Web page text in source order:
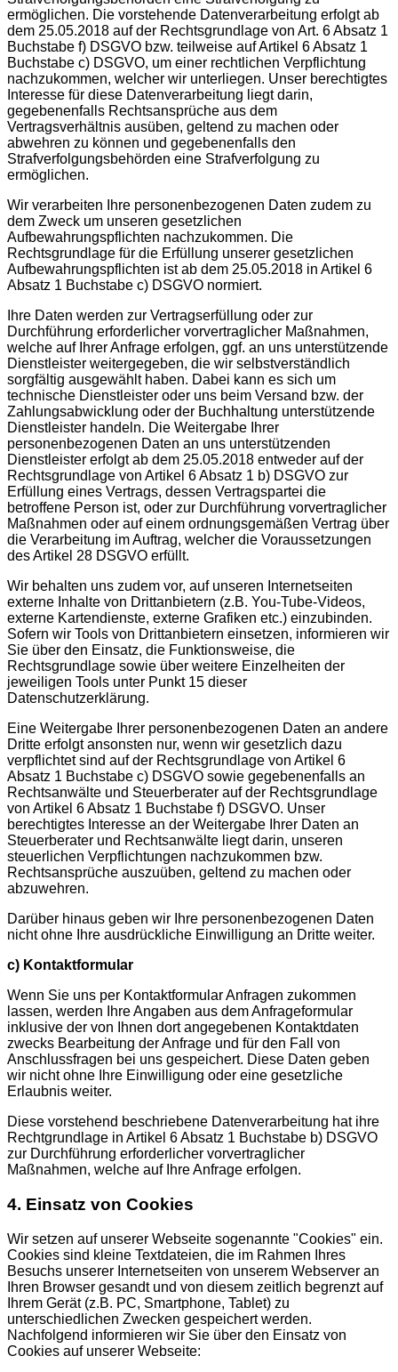
ermöglichen. Die vorstehende Datenverarbeitung erfolgt ab
dem 25.05.2018 auf der Rechtsgrundlage von Art. 6 Absatz 1
Buchstabe f) DSGVO bzw. teilweise auf Artikel 6 Absatz 1
Buchstabe c) DSGVO, um einer rechtlichen Verpflichtung
nachzukommen, welcher wir unterliegen. Unser berechtigtes
Interesse für diese Datenverarbeitung liegt darin,
gegebenenfalls Rechtsansprüche aus dem
Vertragsverhältnis ausüben, geltend zu machen oder
abwehren zu können und gegebenenfalls den
Strafverfolgungsbehörden eine Strafverfolgung zu
ermöglichen.
Wir verarbeiten Ihre personenbezogenen Daten zudem zu
dem Zweck um unseren gesetzlichen
Aufbewahrungspflichten nachzukommen. Die
Rechtsgrundlage für die Erfüllung unserer gesetzlichen
Aufbewahrungspflichten ist ab dem 25.05.2018 in Artikel 6
Absatz 1 Buchstabe c) DSGVO normiert.
Ihre Daten werden zur Vertragserfüllung oder zur
Durchführung erforderlicher vorvertraglicher Maßnahmen,
welche auf Ihrer Anfrage erfolgen, ggf. an uns unterstützende
Dienstleister weitergegeben, die wir selbstverständlich
sorgfältig ausgewählt haben. Dabei kann es sich um
technische Dienstleister oder uns beim Versand bzw. der
Zahlungsabwicklung oder der Buchhaltung unterstützende
Dienstleister handeln. Die Weitergabe Ihrer
personenbezogenen Daten an uns unterstützenden
Dienstleister erfolgt ab dem 25.05.2018 entweder auf der
Rechtsgrundlage von Artikel 6 Absatz 1 b) DSGVO zur
Erfüllung eines Vertrags, dessen Vertragspartei die
betroffene Person ist, oder zur Durchführung vorvertraglicher
Maßnahmen oder auf einem ordnungsgemäßen Vertrag über
die Verarbeitung im Auftrag, welcher die Voraussetzungen
des Artikel 28 DSGVO erfüllt.
Wir behalten uns zudem vor, auf unseren Internetseiten
externe Inhalte von Drittanbietern (z.B. You-Tube-Videos,
externe Kartendienste, externe Grafiken etc.) einzubinden.
Sofern wir Tools von Drittanbietern einsetzen, informieren wir
Sie über den Einsatz, die Funktionsweise, die
Rechtsgrundlage sowie über weitere Einzelheiten der
jeweiligen Tools unter Punkt 15 dieser
Datenschutzerklärung.
Eine Weitergabe Ihrer personenbezogenen Daten an andere
Dritte erfolgt ansonsten nur, wenn wir gesetzlich dazu
verpflichtet sind auf der Rechtsgrundlage von Artikel 6
Absatz 1 Buchstabe c) DSGVO sowie gegebenenfalls an
Rechtsanwälte und Steuerberater auf der Rechtsgrundlage
von Artikel 6 Absatz 1 Buchstabe f) DSGVO. Unser
berechtigtes Interesse an der Weitergabe Ihrer Daten an
Steuerberater und Rechtsanwälte liegt darin, unseren
steuerlichen Verpflichtungen nachzukommen bzw.
Rechtsansprüche auszuüben, geltend zu machen oder
abzuwehren.
Darüber hinaus geben wir Ihre personenbezogenen Daten
nicht ohne Ihre ausdrückliche Einwilligung an Dritte weiter.
c) Kontaktformular
Wenn Sie uns per Kontaktformular Anfragen zukommen
lassen, werden Ihre Angaben aus dem Anfrageformular
inklusive der von Ihnen dort angegebenen Kontaktdaten
zwecks Bearbeitung der Anfrage und für den Fall von
Anschlussfragen bei uns gespeichert. Diese Daten geben
wir nicht ohne Ihre Einwilligung oder eine gesetzliche
Erlaubnis weiter.
Diese vorstehend beschriebene Datenverarbeitung hat ihre
Rechtgrundlage in Artikel 6 Absatz 1 Buchstabe b) DSGVO
zur Durchführung erforderlicher vorvertraglicher
Maßnahmen, welche auf Ihre Anfrage erfolgen.
4. Einsatz von Cookies
Wir setzen auf unserer Webseite sogenannte "Cookies" ein.
Cookies sind kleine Textdateien, die im Rahmen Ihres
Besuchs unserer Internetseiten von unserem Webserver an
Ihren Browser gesandt und von diesem zeitlich begrenzt auf
Ihrem Gerät (z.B. PC, Smartphone, Tablet) zu
unterschiedlichen Zwecken gespeichert werden.
Nachfolgend informieren wir Sie über den Einsatz von
Cookies auf unserer Webseite: